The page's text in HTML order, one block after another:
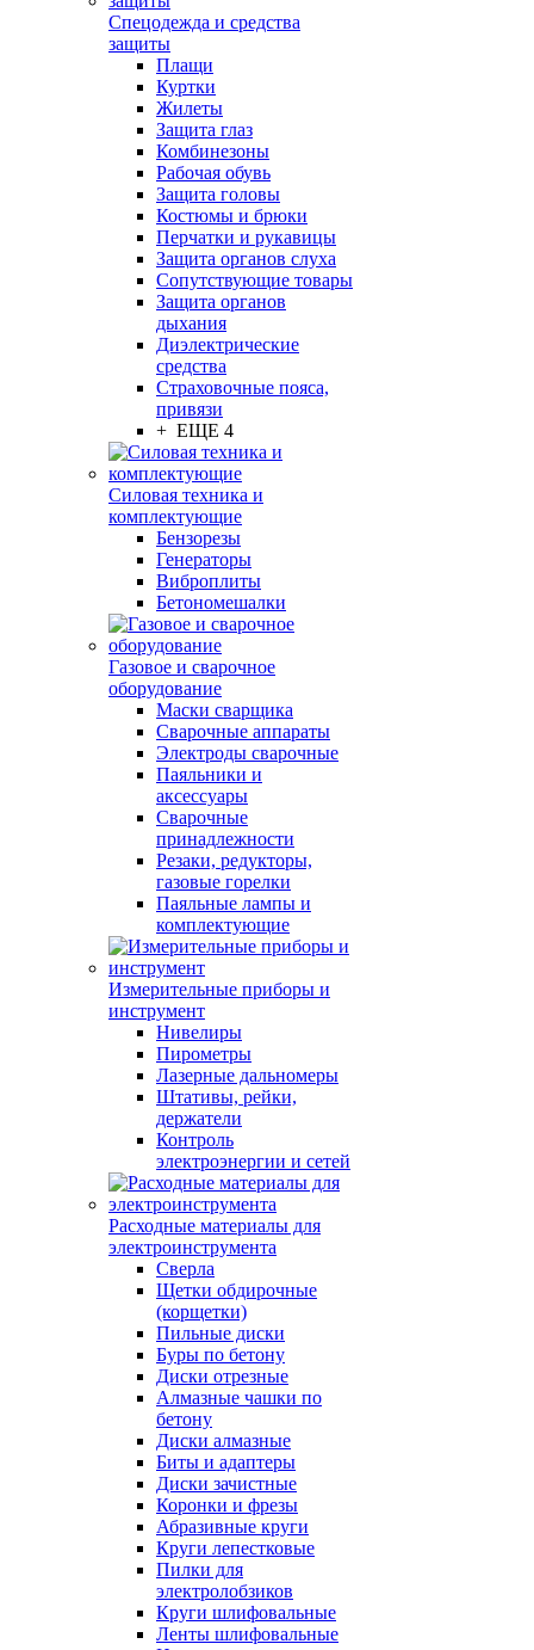
Спецодежда и средства
защиты
Плащи
Куртки
Жилеты
Защита глаз
Комбинезоны
Рабочая обувь
Защита головы
Костюмы и брюки
Перчатки и рукавицы
Защита органов слуха
Сопутствующие товары
Защита органов
дыхания
Диэлектрические
средства
Страховочные пояса,
привязи
+ ЕЩЕ 4
Силовая техника и
комплектующие
Бензорезы
Генераторы
Виброплиты
Бетономешалки
Газовое и сварочное
оборудование
Маски сварщика
Сварочные аппараты
Электроды сварочные
Паяльники и
аксессуары
Сварочные
принадлежности
Резаки, редукторы,
газовые горелки
Паяльные лампы и
комплектующие
Измерительные приборы и
инструмент
Нивелиры
Пирометры
Лазерные дальномеры
Штативы, рейки,
держатели
Контроль
электроэнергии и сетей
Расходные материалы для
электроинструмента
Сверла
Щетки обдирочные
(корщетки)
Пильные диски
Буры по бетону
Диски отрезные
Алмазные чашки по
бетону
Диски алмазные
Биты и адаптеры
Диски зачистные
Коронки и фрезы
Абразивные круги
Круги лепестковые
Пилки для
электролобзиков
Круги шлифовальные
Ленты шлифовальные